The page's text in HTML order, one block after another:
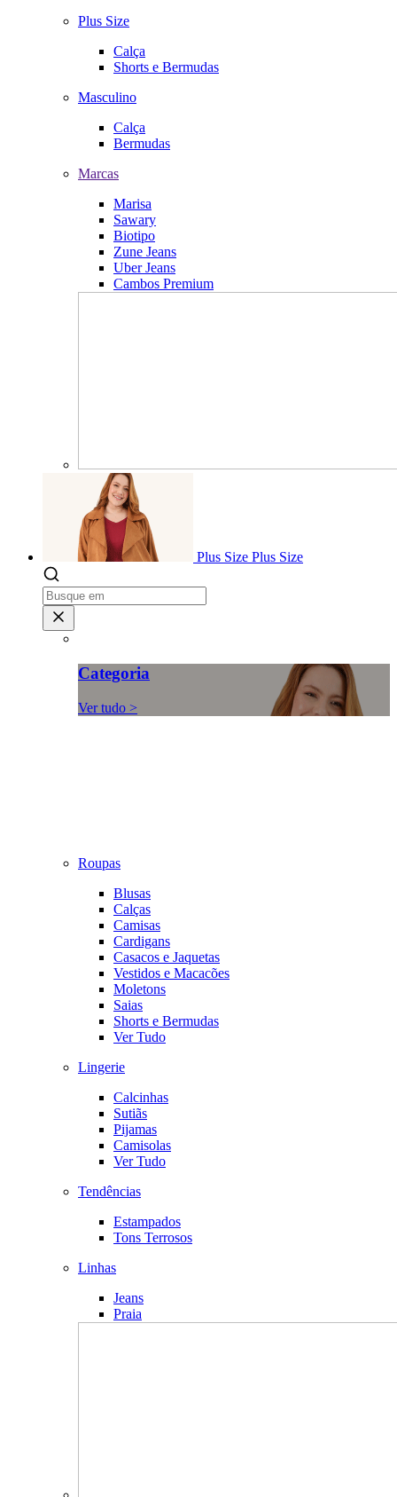
Plus Size
Calça
Shorts e Bermudas
Masculino
Calça
Bermudas
Marcas
Marisa
Sawary
Biotipo
Zune Jeans
Uber Jeans
Cambos Premium
Plus Size Plus Size
Categoria
Ver tudo >
Roupas
Blusas
Calças
Camisas
Cardigans
Casacos e Jaquetas
Vestidos e Macacões
Moletons
Saias
Shorts e Bermudas
Ver Tudo
Lingerie
Calcinhas
Sutiãs
Pijamas
Camisolas
Ver Tudo
Tendências
Estampados
Tons Terrosos
Linhas
Jeans
Praia